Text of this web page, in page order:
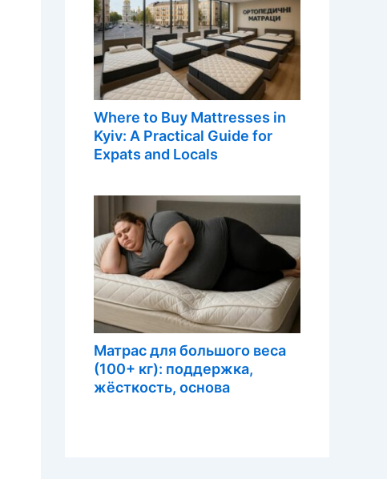
Where to Buy Mattresses in
Kyiv: A Practical Guide for
Expats and Locals
Матрас для большого веса
(100+ кг): поддержка,
жёсткость, основа